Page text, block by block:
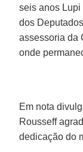
seis anos
dos
assessoria da
onde
Em nota
Rousseff
dedicação do